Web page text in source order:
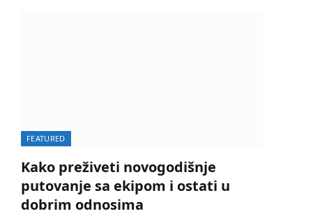
FEATURED
Kako preživeti novogodišnje
putovanje sa ekipom i ostati u
dobrim odnosima